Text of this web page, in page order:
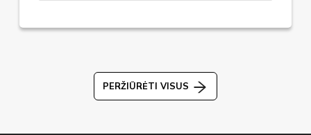
PERŽIŪRĖTI VISUS